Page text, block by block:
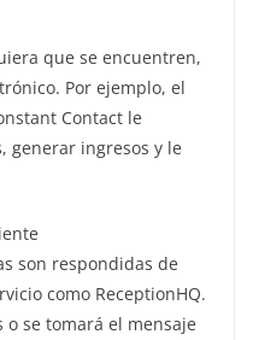
que se encuentren,
Por ejemplo, el
Contact le
generar ingresos y le
son respondidas de
como ReceptionHQ.
se tomará el mensaje